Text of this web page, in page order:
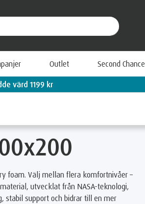
Outlet Second Chance
värd 1199 kr
foam. Välj mellan flera komfortnivåer –
utvecklat från NASA-teknologi,
stabil support och bidrar till en mer